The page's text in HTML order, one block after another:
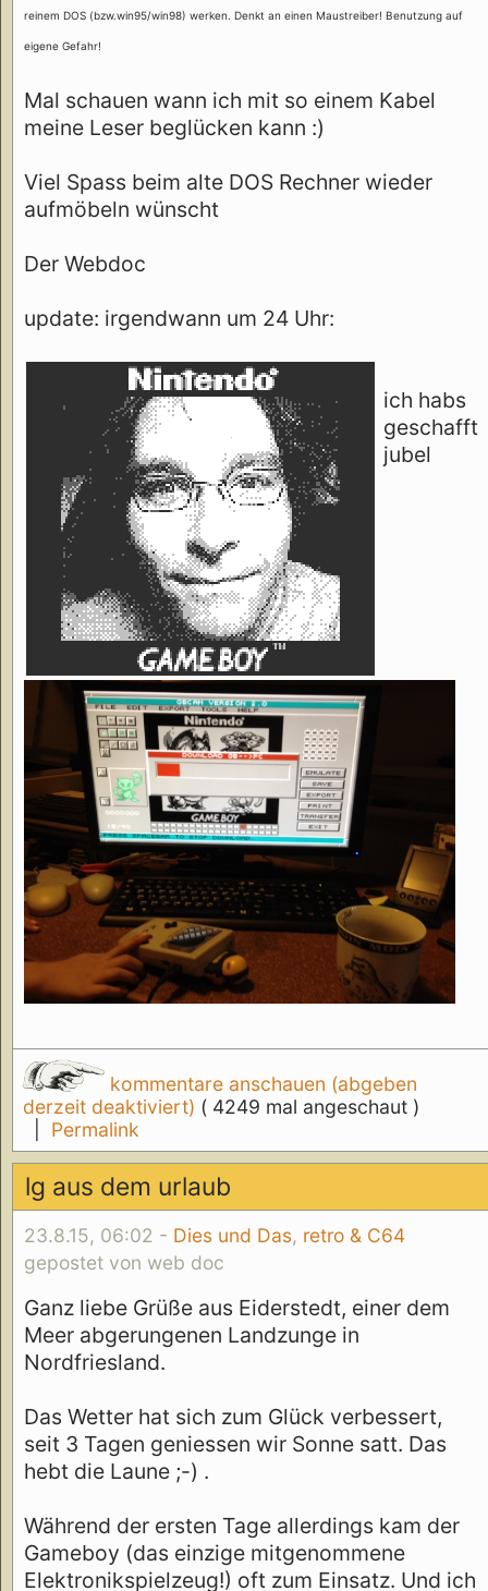
reinem DOS (bzw.win95/win98) werken. Denkt an einen Maustreiber! Benutzung auf
eigene Gefahr!
Mal schauen wann ich mit so einem Kabel
meine Leser beglücken kann :)
Viel Spass beim alte DOS Rechner wieder
aufmöbeln wünscht
Der Webdoc
update: irgendwann um 24 Uhr:
ich habs
geschafft
jubel
kommentare anschauen (abgeben
derzeit deaktiviert) ( 4249 mal angeschaut )
Permalink
lg aus dem urlaub
23.8.15, 06:02 - Dies und Das, retro & C64
gepostet von web doc
Ganz liebe Grüße aus Eiderstedt, einer dem
Meer abgerungenen Landzunge in
Nordfriesland.
Das Wetter hat sich zum Glück verbessert,
seit 3 Tagen geniessen wir Sonne satt. Das
hebt die Laune ;-) .
Während der ersten Tage allerdings kam der
Gameboy (das einzige mitgenommene
Elektronikspielzeug!) oft zum Einsatz. Und ich